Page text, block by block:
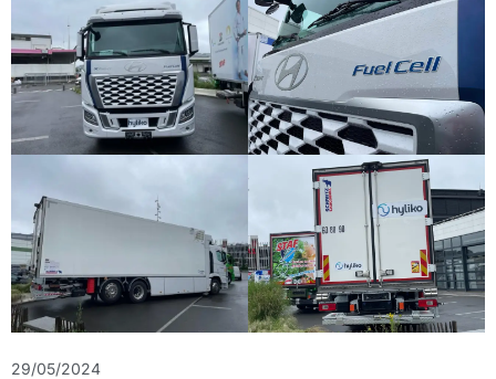
29/05/2024